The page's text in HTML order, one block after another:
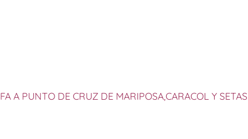
A PUNTO DE CRUZ DE MARIPOSA,CARACOL Y SETAS